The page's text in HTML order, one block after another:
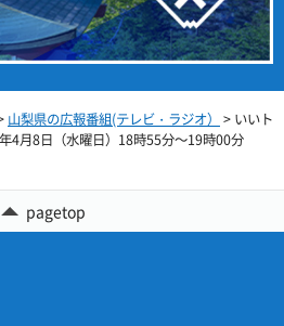
山梨県の広報番組(テレビ・ラジオ）
> いいト
4月8日（水曜日）18時55分～19時00分
pagetop